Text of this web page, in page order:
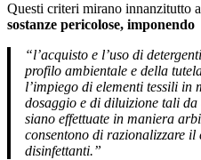
Questi criteri mirano innanzitutto
sostanze pericolose, imponendo
“l’acquisto e l’uso di
profilo ambientale e della
l’impiego di elementi tessili in
dosaggio e di diluizione tali
siano effettuate in maniera
consentono di razionalizzare
disinfettanti.”